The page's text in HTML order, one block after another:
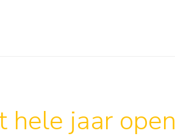
hele jaar open